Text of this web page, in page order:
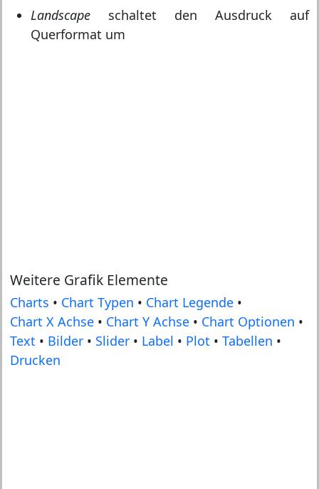
Landscape schaltet den Ausdruck auf
Querformat um
Weitere Grafik Elemente
Charts • Chart Typen • Chart Legende•
Chart X Achse• Chart Y Achse• Chart Optionen •
Text • Bilder• Slider• Label • Plot • Tabellen •
Drucken